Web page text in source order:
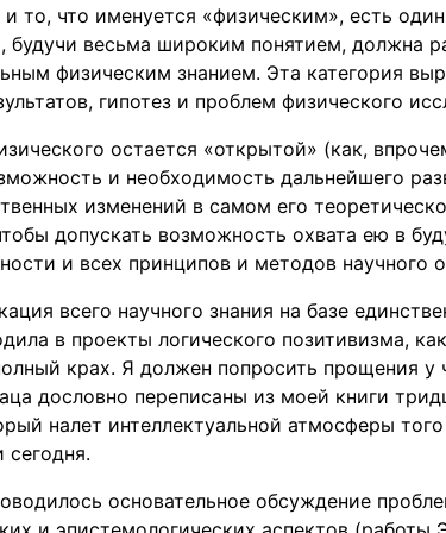
то, что именуется «физическим», есть
будучи весьма широким понятием, должна
физическим знанием. Эта категория
гипотез и проблем физического
остается «открытой» (как,
и необходимость дальнейшего
изменений в самом его
допускать возможность охвата ею в
и всех принципов и методов научного
всего научного знания на базе
в проекты логического позитивизма,
крах. Я должен попросить прощения у
дословно переписаны из моей книги
налет интеллектуальной атмосферы
сегодня.
основательное обсуждение